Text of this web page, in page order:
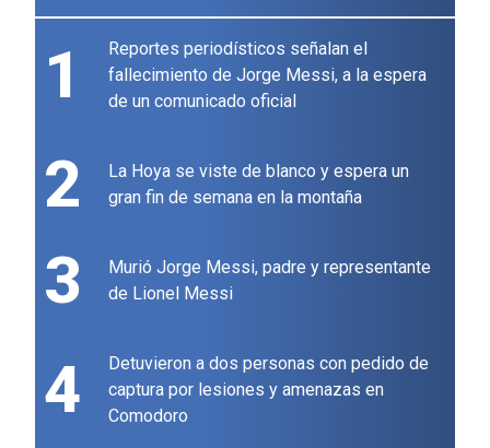
1
Reportes periodísticos señalan el
fallecimiento de Jorge Messi, a la espera
de un comunicado oficial
2
La Hoya se viste de blanco y espera un
gran fin de semana en la montaña
3
Murió Jorge Messi, padre y representante
de Lionel Messi
4
Detuvieron a dos personas con pedido de
captura por lesiones y amenazas en
Comodoro